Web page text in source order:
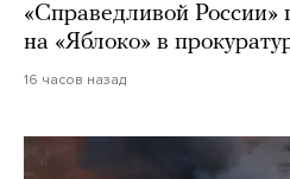
«Справедливой России»
на «Яблоко» в
16 часов назад